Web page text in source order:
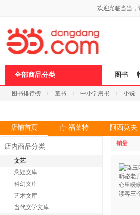
欢迎光临当当，
全部商品分类 图书
图书排行榜 童书 中小学用书 小说
店铺首页 肯·福莱特 阿西莫夫
店内商品分类
文艺
悬疑文库
科幻文库
艺术文库
当代文学文库
销量
页
浪
键
打